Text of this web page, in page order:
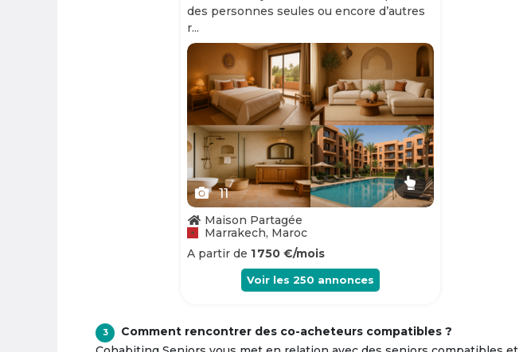
des personnes seules ou encore d’autres
r...
Slide 1 of 11
11
Maison Partagée
Marrakech, Maroc
A partir de 1 750 €/mois
Voir les 250 annonces
3
Comment rencontrer des co-acheteurs compatibles ?